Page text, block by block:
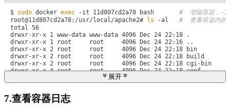
$ sudo docker exec -it 11d807cd2a78 bash #  登陆容器，-it
root@11d807cd2a78:/usr/local/apache2# ls -al #  查看容器内
total 56
drwxr-xr-x 1 www-data www-data 4096 Dec 24 22:18 .
drwxr-xr-x 1 root     root     4096 Dec 24 22:16 ..
drwxr-xr-x 2 root     root     4096 Dec 24 22:18 bin
drwxr-xr-x 2 root     root     4096 Dec 24 22:18 build
drwxr-xr-x 2 root     root     4096 Dec 24 22:18 cgi-bin
drwxr-xr-x 4 root     root     4096 Dec 24 22:18 conf
drwxr-xr-x 3 root     root     4096 Dec 24 22:18 error
drwxr-xr-x 2 root     root     4096 Dec 24 22:18 htdocs
drwxr-xr-x 3 root     root     4096 Dec 24 22:18 icons
drwxr-xr-x 2 root     root     4096 Dec 24 22:18 include
展开
7.查看容器日志